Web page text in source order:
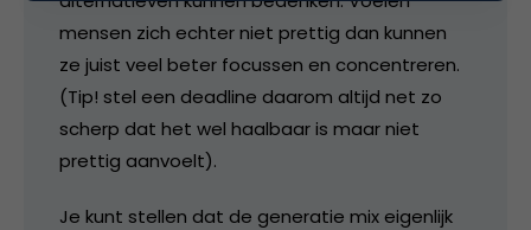
mensen zich echter niet prettig dan kunnen
ze juist veel beter focussen en concentreren.
(Tip! stel een deadline daarom altijd net zo
scherp dat het wel haalbaar is maar niet
prettig aanvoelt).
Je kunt stellen dat de generatie mix eigenlijk